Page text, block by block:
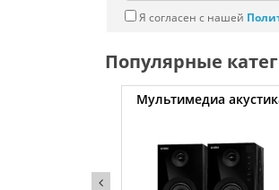
Я согласен с нашей
Популярные
Мультимедиа